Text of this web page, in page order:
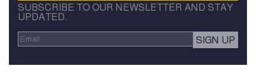
SUBSCRIBE TO OUR NEWSLETTER AND STAY
UPDATED.